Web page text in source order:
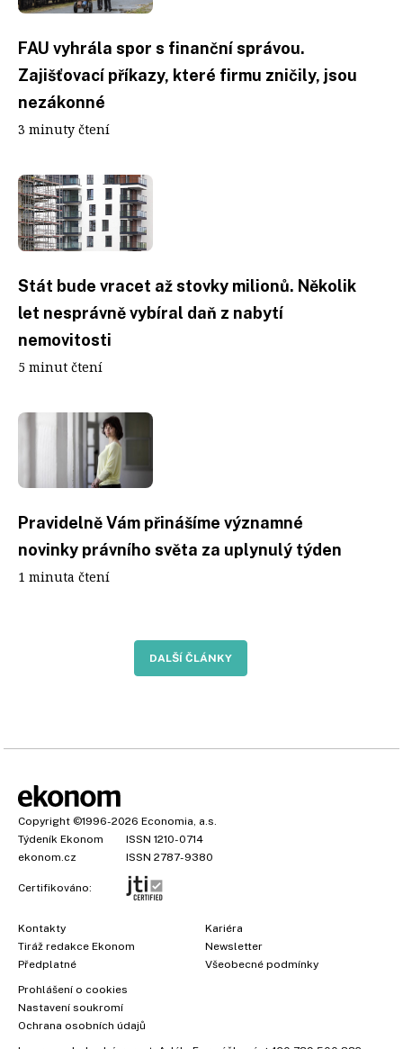
FAU vyhrála spor s finanční správou.
Zajišťovací příkazy, které firmu zničily, jsou
nezákonné
3 minuty čtení
Stát bude vracet až stovky milionů. Několik
let nesprávně vybíral daň z nabytí
nemovitosti
5 minut čtení
Pravidelně Vám přinášíme významné
novinky právního světa za uplynulý týden
1 minuta čtení
DALŠÍ ČLÁNKY
Copyright ©1996-2026 Economia, a.s.
Týdeník Ekonom
ISSN 1210-0714
ekonom.cz
ISSN 2787-9380
Certifikováno:
Kontakty
Tiráž redakce Ekonom
Předplatné
Kariéra
Newsletter
Všeobecné podmínky
Prohlášení o cookies
Nastavení soukromí
Ochrana osobních údajů